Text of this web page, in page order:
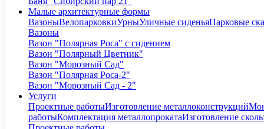
Малые архитектурные формы
ВазоныВелопарковкиУрныУличные сиденьяПарковые
Вазоны
Вазон "Полярная Роса" с сидением
Вазон "Полярный Цветник"
Вазон "Морозный Сад"
Вазон "Полярная Роса-2"
Вазон "Морозный Сад - 2"
Услуги
Проектные работыИзготовление металлоконструкций
работыКомплектация металлопрокатаИзготовление